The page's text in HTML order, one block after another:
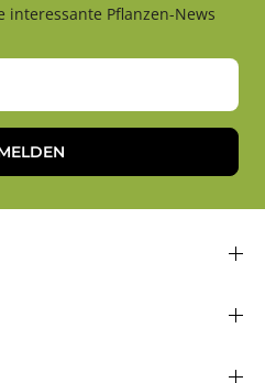
interessante Pflanzen-News